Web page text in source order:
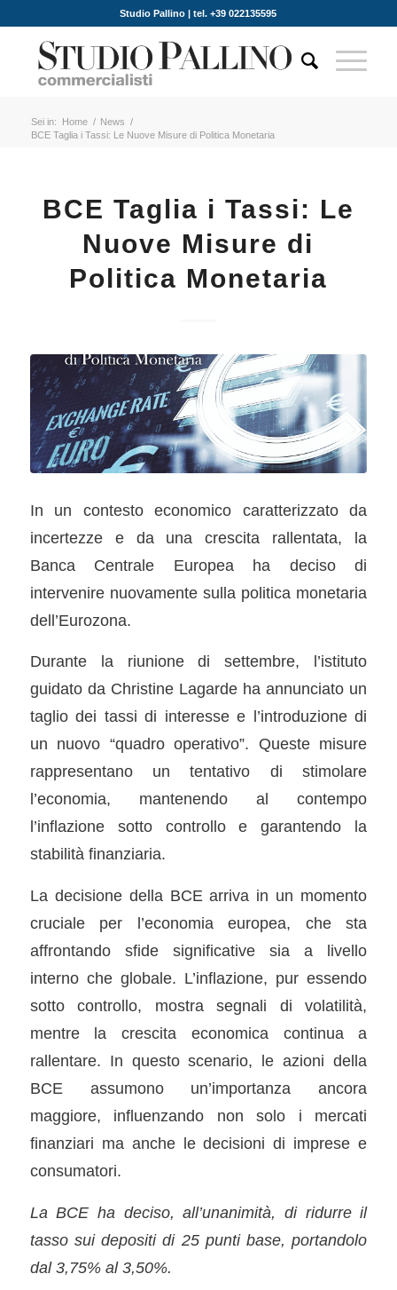
Studio Pallino | tel. +39 022135595
Sei in: Home / News /
BCE Taglia i Tassi: Le Nuove Misure di Politica Monetaria
BCE Taglia i Tassi: Le
Nuove Misure di
Politica Monetaria
In un contesto economico caratterizzato da
incertezze e da una crescita rallentata, la
Banca Centrale Europea ha deciso di
intervenire nuovamente sulla politica monetaria
dell’Eurozona.
Durante la riunione di settembre, l’istituto
guidato da Christine Lagarde ha annunciato un
taglio dei tassi di interesse e l’introduzione di
un nuovo “quadro operativo”. Queste misure
rappresentano un tentativo di stimolare
l’economia, mantenendo al contempo
l’inflazione sotto controllo e garantendo la
stabilità finanziaria.
La decisione della BCE arriva in un momento
cruciale per l’economia europea, che sta
affrontando sfide significative sia a livello
interno che globale. L’inflazione, pur essendo
sotto controllo, mostra segnali di volatilità,
mentre la crescita economica continua a
rallentare. In questo scenario, le azioni della
BCE assumono un’importanza ancora
maggiore, influenzando non solo i mercati
finanziari ma anche le decisioni di imprese e
consumatori.
La BCE ha deciso, all’unanimità, di ridurre il
tasso sui depositi di 25 punti base, portandolo
dal 3,75% al 3,50%.